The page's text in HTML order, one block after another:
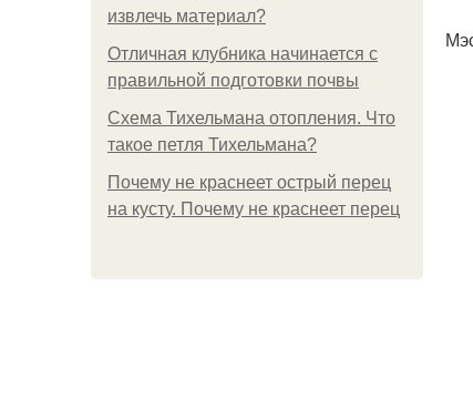
извлечь материал?
Отличная клубника начинается с
правильной подготовки почвы
Схема Тихельмана отопления. Что
такое петля Тихельмана?
Почему не краснеет острый перец
на кусту. Почему не краснеет перец